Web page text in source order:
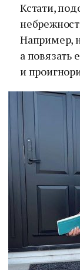
Кстати,
Например,
а повязать
и